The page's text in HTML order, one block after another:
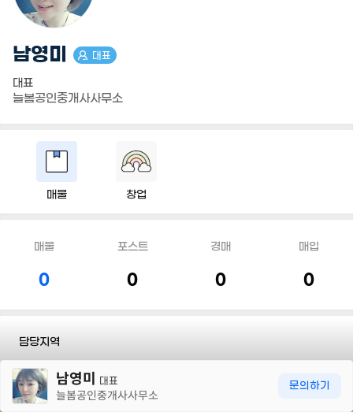
남영미 대표
대표
늘봄공인중개사사무소
매물 창업
매물
0
포스트
0
경매
0
매입
0
담당지역
전화 남영미 대표
늘봄공인중개사사무소
문의하기